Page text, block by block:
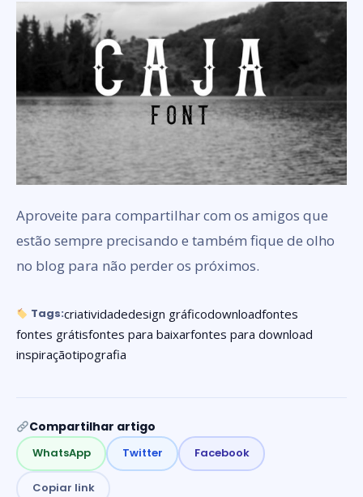
Aproveite para compartilhar com os amigos que
estão sempre precisando e também fique de olho
no blog para não perder os próximos.
Tags:criatividadedesign gráficodownloadfontes
fontes grátisfontes para baixarfontes para download
inspiraçãotipografia
Compartilhar artigo
WhatsApp Twitter Facebook
Copiar link